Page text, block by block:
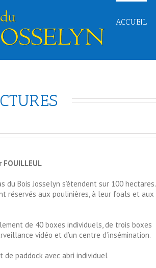
ACCUEIL
du Bois Josselyn s’étendent sur 100 hectares.
réservés aux poulinières, à leur foals et aux
de 40 boxes individuels, de trois boxes
vidéo et d’un centre d’insémination.
de paddock avec abri individuel